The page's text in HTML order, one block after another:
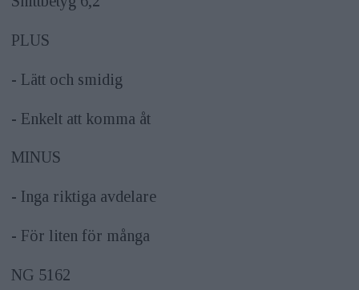
PLUS
- Lätt och smidig
- Enkelt att komma åt
MINUS
- Inga riktiga avdelare
- För liten för många
NG 5162